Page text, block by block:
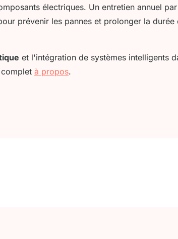
électriques. Un entretien annuel
prévenir les pannes et prolonger la durée
et l'intégration de systèmes intelligents
à propos.